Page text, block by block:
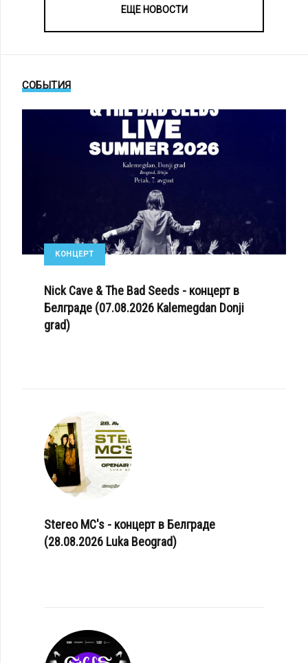
ЕЩЕ НОВОСТИ
СОБЫТИЯ
КОНЦЕРТ
Nick Cave & The Bad Seeds - концерт в
Белграде (07.08.2026 Kalemegdan Donji
grad)
Stereo MC's - концерт в Белграде
(28.08.2026 Luka Beograd)